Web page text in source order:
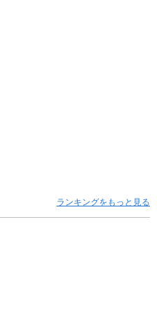
ランキングをもっと見る